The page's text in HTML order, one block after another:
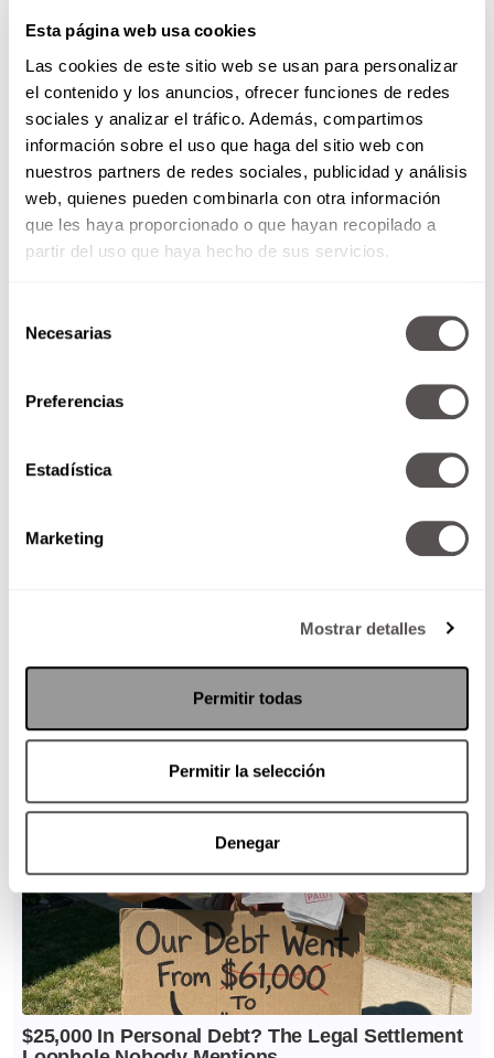
Esta página web usa cookies
Las cookies de este sitio web se usan para personalizar
el contenido y los anuncios, ofrecer funciones de redes
sociales y analizar el tráfico. Además, compartimos
información sobre el uso que haga del sitio web con
nuestros partners de redes sociales, publicidad y análisis
web, quienes pueden combinarla con otra información
que les haya proporcionado o que hayan recopilado a
partir del uso que haya hecho de sus servicios.
Necesarias
Preferencias
Estadística
Marketing
Mostrar detalles
Permitir todas
Permitir la selección
Denegar